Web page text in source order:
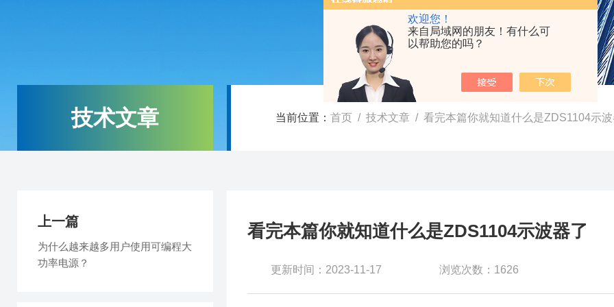
欢迎您！
来自局域网的朋友！有什么可
以帮助您的吗？
技术文章 当前位置： 首页 / 技术文章 / 看完本篇你就知道什么是ZDS1104示
看完本篇你就知道什么是ZDS1104示波器了
更新时间：2023-11-17 浏览次数：1626
上一篇
为什么越来越多用户使用可编程大
功率电源？